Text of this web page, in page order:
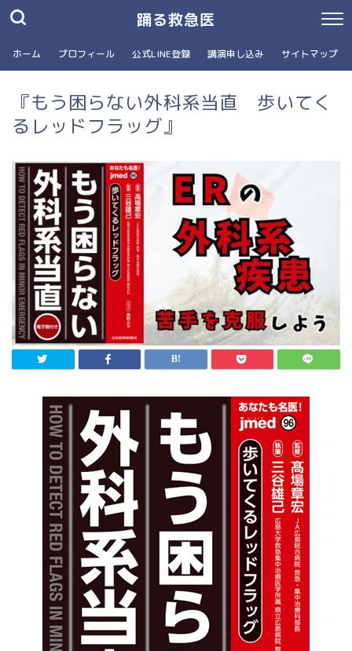
踊る救急医
ホーム プロフィール 公式LINE登録 講演申し込み サイトマップ
『もう困らない外科系当直 歩いてく
るレッドフラッグ』